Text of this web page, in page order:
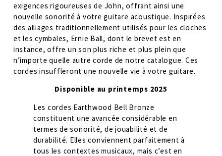
exigences rigoureuses de John, offrant ainsi une
nouvelle sonorité à votre guitare acoustique. Inspirées
des alliages traditionnellement utilisés pour les cloches
et les cymbales, Ernie Ball, dont le brevet est en
instance, offre un son plus riche et plus plein que
n’importe quelle autre corde de notre catalogue. Ces
cordes insuffleront une nouvelle vie à votre guitare.
Disponible au printemps 2025
Les cordes Earthwood Bell Bronze
constituent une avancée considérable en
termes de sonorité, de jouabilité et de
durabilité. Elles conviennent parfaitement à
tous les contextes musicaux, mais c’est en